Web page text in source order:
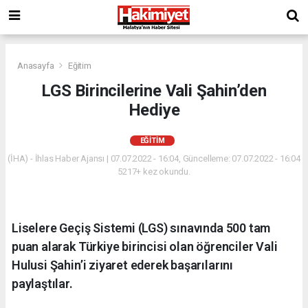
Anasayfa Eğitim
LGS Birincilerine Vali Şahin’den
Hediye
EĞITIM
(İHA) - İhlas Haber Ajansı | 07.07.2022 - 16:04, Güncelleme: 07.07.2022 - 16:04
5217+ kez okundu.
Liselere Geçiş Sistemi (LGS) sınavında 500 tam
puan alarak Türkiye birincisi olan öğrenciler Vali
Hulusi Şahin’i ziyaret ederek başarılarını
paylaştılar.